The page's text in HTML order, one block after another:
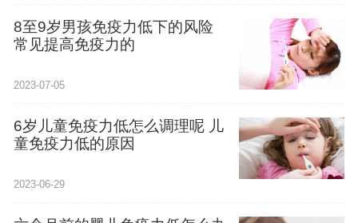
8至9岁男孩免疫力低下的风险
常见提高免疫力的
2023-07-05
6岁儿童免疫力低怎么调理呢 儿
童免疫力低的原因
2023-06-29